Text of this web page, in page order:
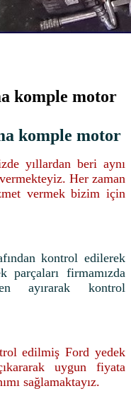
komple motor
komple motor
yıllardan beri aynı
Her zaman
vermek bizim için
kontrol edilerek
firmamızda
ayırarak kontrol
edilmiş Ford yedek
uygun fiyata
sağlamaktayız.